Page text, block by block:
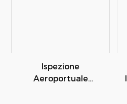
Ispezione
Aeroportuale